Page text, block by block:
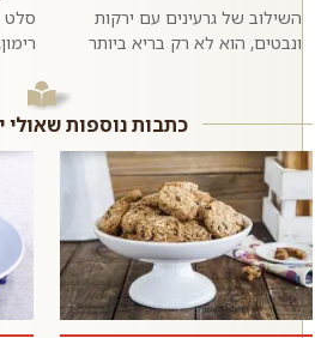
השילוב של גרעינים עם ירקות
ונבטים, הוא לא רק בריא ביותר
מש מונבטת ה...
סלט
כתבות נוספות שאולי